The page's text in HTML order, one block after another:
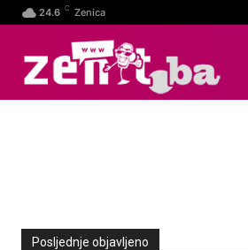
24.6 C Zenica
Posljednje objavljeno